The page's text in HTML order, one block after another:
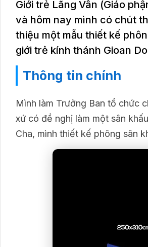
Giới trẻ Lãng Vân (Giáo
và hôm nay mình có chút
thiệu một mẫu thiết kế
giới trẻ kính thánh Gioan
Thông tin chính
Mình làm Trưởng Ban tổ chức
xứ có đề nghị làm một sân
Cha, mình thiết kế phông sân